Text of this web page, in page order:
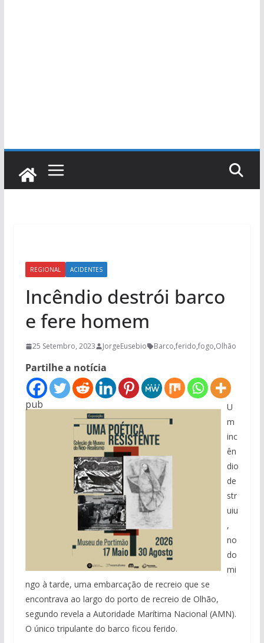
REGIONAL ACIDENTES
Incêndio destrói barco
e fere homem
25 Setembro, 2023 JorgeEusebio Barco,ferido,fogo,Olhão
Partilhe a notícia
pub
U
m
inc
ên
dio
de
str
uiu
,
no
do
mi
ngo à tarde, uma embarcação de recreio que se
encontrava ao largo do porto de recreio de Olhão,
segundo revela a Autoridade Marítima Nacional (AMN).
O único tripulante do barco ficou ferido.